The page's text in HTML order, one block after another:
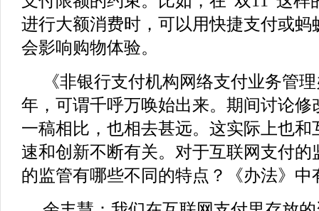
进行大额消费时，可以用快捷支付或蚂
会影响购物体验。
《非银行支付机构网络支付业务管
年，可谓千呼万唤始出来。期间讨论修
一稿相比，也相去甚远。这实际上也
速和创新不断有关。对于互联网支付的
的监管有哪些不同的特点？《办法》中